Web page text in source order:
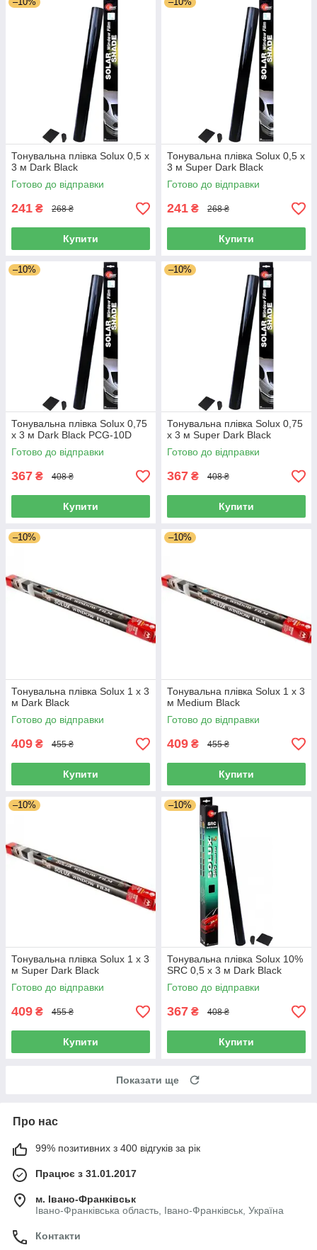
Тонувальна плівка Solux 0,5 х
3 м Dark Black
Готово до відправки
241 ₴ 268 ₴
Купити
Тонувальна плівка Solux 0,5 х
3 м Super Dark Black
Готово до відправки
241 ₴ 268 ₴
Купити
–10%
Тонувальна плівка Solux 0,75
х 3 м Dark Black PCG-10D
Готово до відправки
367 ₴ 408 ₴
Купити
–10%
Тонувальна плівка Solux 0,75
х 3 м Super Dark Black
Готово до відправки
367 ₴ 408 ₴
Купити
–10%
Тонувальна плівка Solux 1 х 3
м Dark Black
Готово до відправки
409 ₴ 455 ₴
Купити
–10%
Тонувальна плівка Solux 1 х 3
м Medium Black
Готово до відправки
409 ₴ 455 ₴
Купити
–10%
Тонувальна плівка Solux 1 х 3
м Super Dark Black
Готово до відправки
409 ₴ 455 ₴
Купити
–10%
Тонувальна плівка Solux 10%
SRC 0,5 х 3 м Dark Black
Готово до відправки
367 ₴ 408 ₴
Купити
Показати ще
Про нас
99% позитивних з 400 відгуків за рік
Працює з 31.01.2017
м. Івано-Франківськ
Івано-Франківська область, Івано-Франківськ, Україна
Контакти